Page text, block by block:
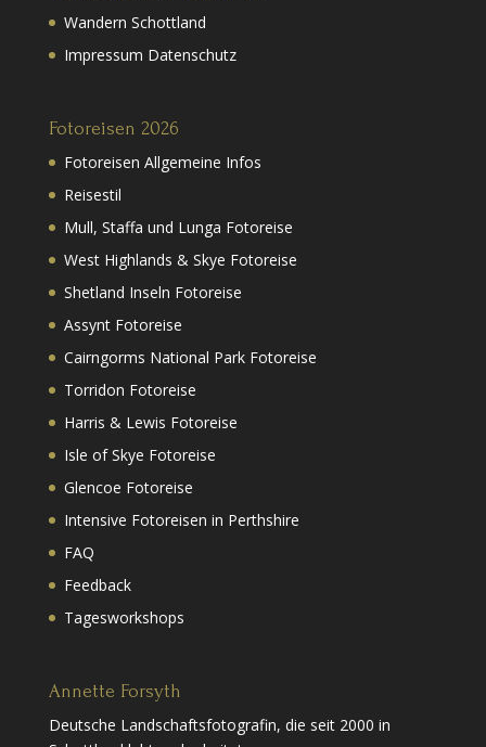
Wandern Schottland
Impressum Datenschutz
Fotoreisen 2026
Fotoreisen Allgemeine Infos
Reisestil
Mull, Staffa und Lunga Fotoreise
West Highlands & Skye Fotoreise
Shetland Inseln Fotoreise
Assynt Fotoreise
Cairngorms National Park Fotoreise
Torridon Fotoreise
Harris & Lewis Fotoreise
Isle of Skye Fotoreise
Glencoe Fotoreise
Intensive Fotoreisen in Perthshire
FAQ
Feedback
Tagesworkshops
Annette Forsyth
Deutsche Landschaftsfotografin, die seit 2000 in